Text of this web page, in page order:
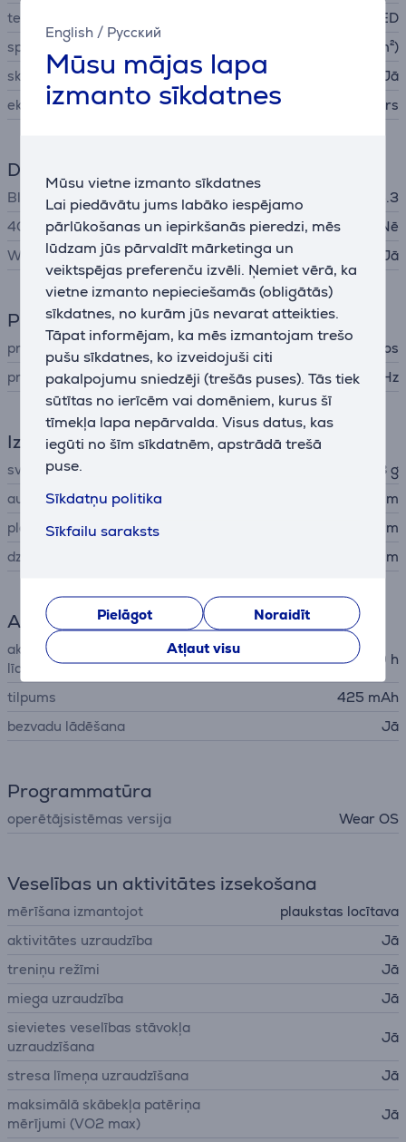
English / Русский
Mūsu mājas lapa
izmanto sīkdatnes
Mūsu vietne izmanto sīkdatnes
Lai piedāvātu jums labāko iespējamo
pārlūkošanas un iepirkšanās pieredzi, mēs
lūdzam jūs pārvaldīt mārketinga un
veiktspējas preferenču izvēli. Ņemiet vērā, ka
vietne izmanto nepieciešamās (obligātās)
sīkdatnes, no kurām jūs nevarat atteikties.
Tāpat informējam, ka mēs izmantojam trešo
pušu sīkdatnes, ko izveidojuši citi
pakalpojumu sniedzēji (trešās puses). Tās tiek
sūtītas no ierīcēm vai domēniem, kurus šī
tīmekļa lapa nepārvalda. Visus datus, kas
iegūti no šīm sīkdatnēm, apstrādā trešā
puse.
Sīkdatņu politika
Sīkfailu saraksts
Pielāgot
Noraidīt
Atļaut visu
tehnoloģija
Super AMOLED
spilgtums
600 nit (cd/m²)
skārienjūtīgs ekrāns
Jā
ekrāna materiāls
safīrs
Datu apmaiņa
Bluetooth
Bluetooth 5.3
4G
Nē
WiFi
Jā
Procesors
procesora veids
Exynos
procesors
W1000 1.6GHz, 1.5GHz
Izmēri
svars
33,8 g
augstums
4,44 cm
platums
4,44 cm
dziļums
0,97 cm
Akumulators
akumulatora darbības ilgums
līdz
40 h
tilpums
425 mAh
bezvadu lādēšana
Jā
Programmatūra
operētājsistēmas versija Wear OS
Veselības un aktivitātes izsekošana
mērīšana izmantojot
plaukstas locītava
aktivitātes uzraudzība
Jā
treniņu režīmi
Jā
miega uzraudzība
Jā
sievietes veselības stāvokļa
uzraudzīšana
Jā
stresa līmeņa uzraudzīšana
Jā
maksimālā skābekļa patēriņa
mērījumi (VO2 max)
Jā